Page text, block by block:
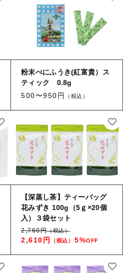
粉末べにふうき(紅富貴）ス
ティック 0.8g
500〜950円
（税込）
【深蒸し茶】ティーバッグ
花みずき 100g（5ｇ×20個
入）３袋セット
2,760円（税込）
2,610円 （税込） 5%OFF